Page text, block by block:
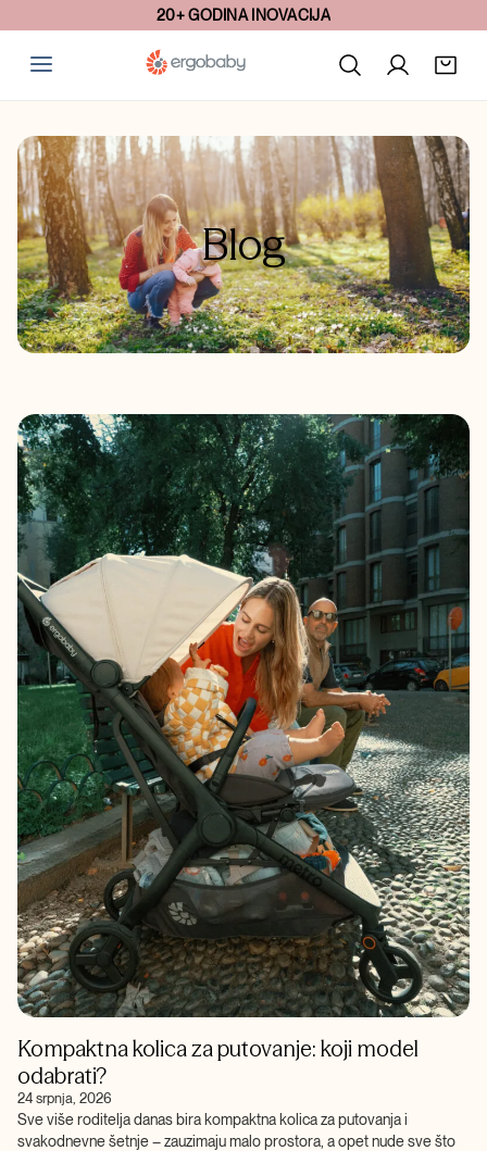
20+ GODINA INOVACIJA
Blog
Kompaktna kolica za putovanje: koji model
odabrati?
24 srpnja, 2026
Sve više roditelja danas bira kompaktna kolica za putovanja i
svakodnevne šetnje – zauzimaju malo prostora, a opet nude sve što